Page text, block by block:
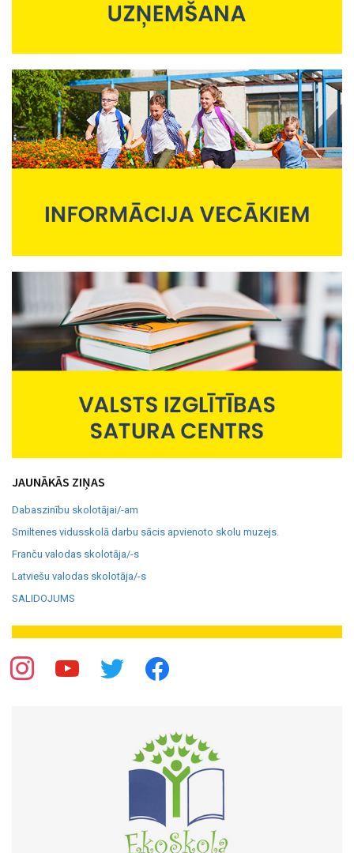
JAUNĀKĀS ZIŅAS
Dabaszinību skolotājai/-am
Smiltenes vidusskolā darbu sācis apvienoto skolu muzejs.
Franču valodas skolotāja/-s
Latviešu valodas skolotāja/-s
SALIDOJUMS